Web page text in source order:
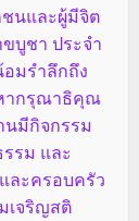
นและผู้มีจิต
บูชา ประจำ
มรำลึกถึง
ากรุณาธิคุณ
นมีกิจกรรม
รม และ
ละครอบครัว
เจริญสติ